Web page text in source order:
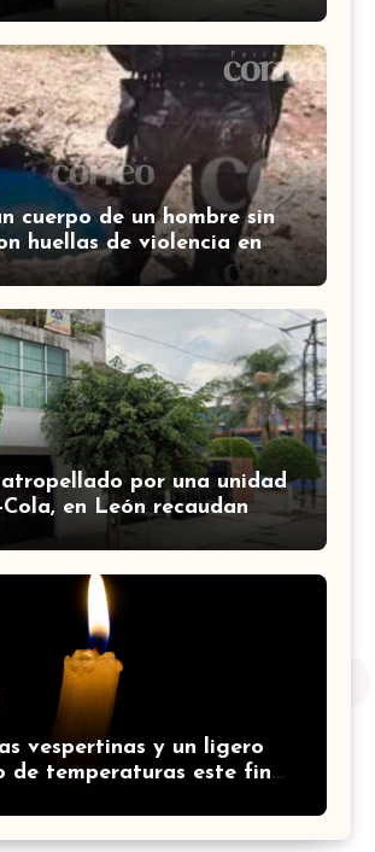
cuerpo de un hombre sin
huellas de violencia en
Santuario, Celaya
atropellado por una unidad
Cola, en León recaudan
salvar a perrito de
vespertinas y un ligero
de temperaturas este fin